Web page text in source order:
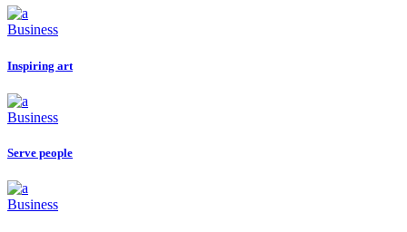
Business
Inspiring art
Business
Serve people
Business